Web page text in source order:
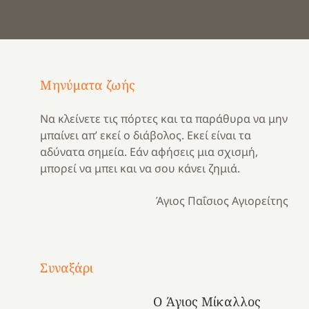
Μηνύματα ζωής
Να κλείνετε τις πόρτες και τα παράθυρα να μην
μπαίνει απ’ εκεί ο διάβολος. Εκεί είναι τα
αδύνατα σημεία. Εάν αφήσεις μια σχισμή,
μπορεί να μπει και να σου κάνει ζημιά.
Άγιος Παΐσιος Αγιορείτης
Συναξάρι
Ο Άγιος Μίκαλλος
Μια
και
Κατασκηνωτικές